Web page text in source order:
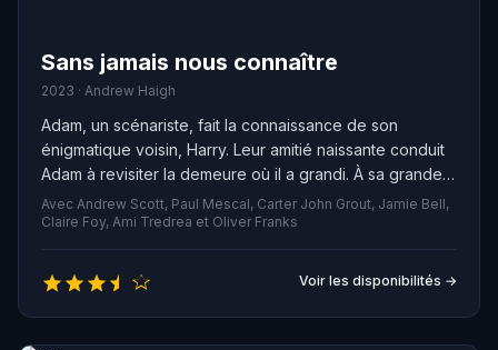
Sans jamais nous connaître
2023 · Andrew Haigh
Adam, un scénariste, fait la connaissance de son
énigmatique voisin, Harry. Leur amitié naissante conduit
Adam à revisiter la demeure où il a grandi. À sa grande
surprise, il y retrouve ses parents, présumés morts
depuis des décennies, apparemment inchangés et
conservant l'apparence qu'ils avaient à l'époque de
leur disparition, trente ans plus tôt.
Avec Andrew Scott, Paul Mescal, Carter John Grout, Jamie Bell,
Claire Foy, Ami Tredrea et Oliver Franks
Voir les disponibilités →